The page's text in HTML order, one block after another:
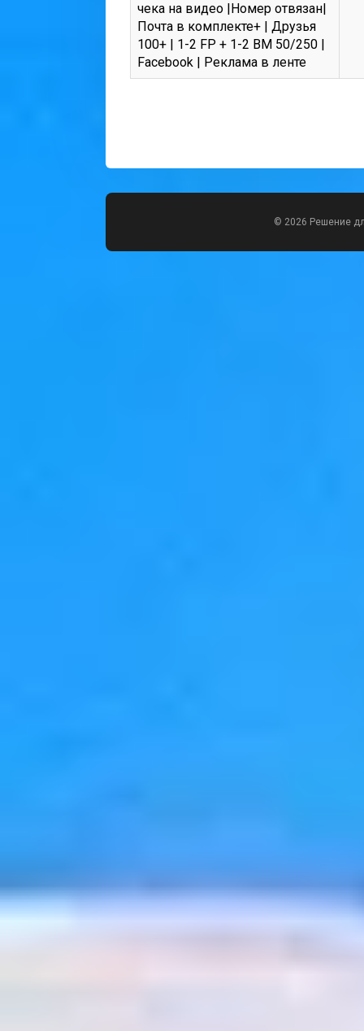
чека на видео |Номер отвязан|
Почта в комплекте+ | Друзья
100+ | 1-2 FP + 1-2 BM 50/250 |
Facebook | Реклама в ленте
© 2026 Решение